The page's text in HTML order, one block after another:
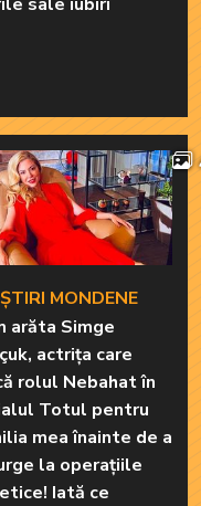
ȘTIRI MONDENE
arăta Simge
actrița care
rolul Nebahat în
Totul pentru
mea înainte de a
la operațiile
Iată ce